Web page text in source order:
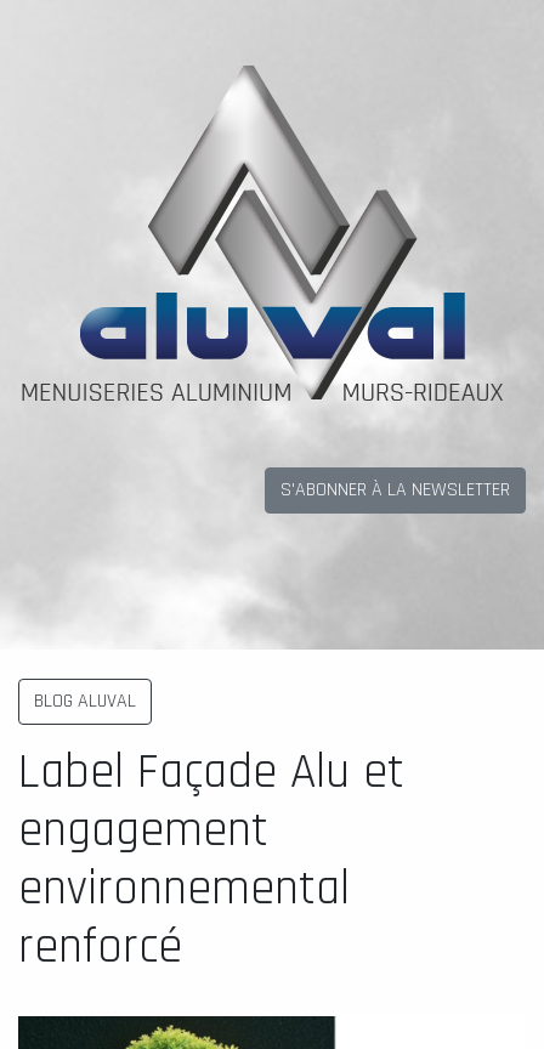
S'ABONNER À LA NEWSLETTER
BLOG ALUVAL
Label Façade Alu et
engagement
environnemental
renforcé